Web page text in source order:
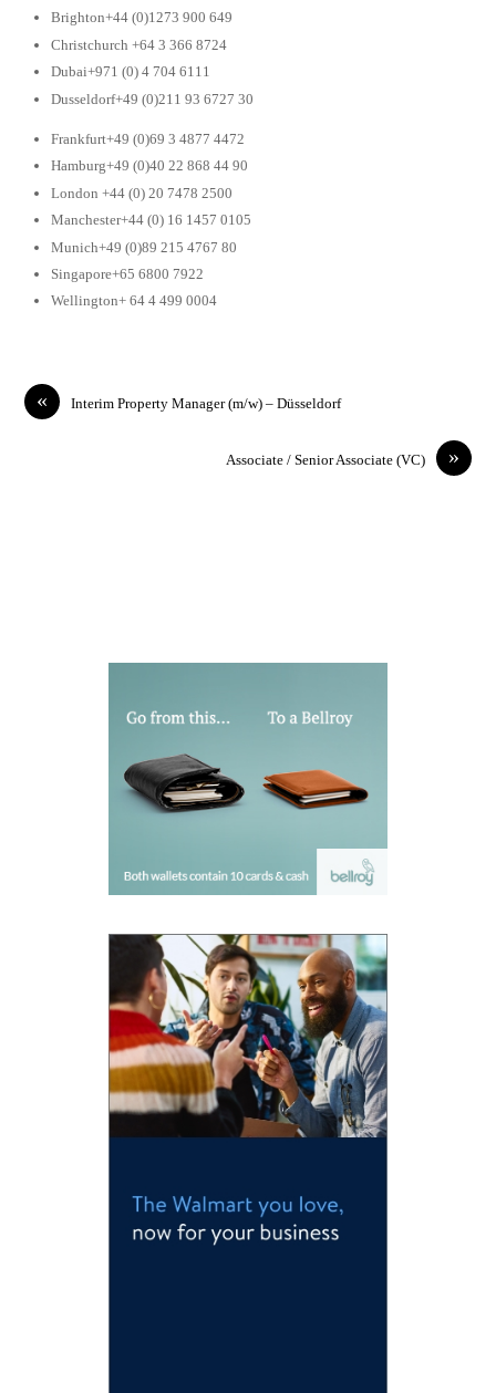
Brighton+44 (0)1273 900 649
Christchurch +64 3 366 8724
Dubai+971 (0) 4 704 6111
Dusseldorf+49 (0)211 93 6727 30
Frankfurt+49 (0)69 3 4877 4472
Hamburg+49 (0)40 22 868 44 90
London +44 (0) 20 7478 2500
Manchester+44 (0) 16 1457 0105
Munich+49 (0)89 215 4767 80
Singapore+65 6800 7922
Wellington+ 64 4 499 0004
« Interim Property Manager (m/w) – Düsseldorf
»
Associate / Senior Associate (VC)